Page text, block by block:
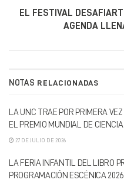
EL FESTIVAL
AGENDA
NOTAS RELACIONADAS
LA UNC TRAE POR PRIMERA
EL PREMIO MUNDIAL DE
27 DE JULIO DE 2026
LA FERIA INFANTIL DEL LIBRO
PROGRAMACIÓN ESCÉNICA 2026